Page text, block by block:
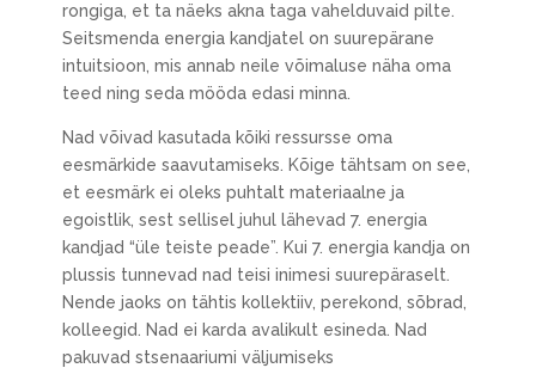
rongiga, et ta näeks akna taga vahelduvaid pilte.
Seitsmenda energia kandjatel on suurepärane
intuitsioon, mis annab neile võimaluse näha oma
teed ning seda mööda edasi minna.
Nad võivad kasutada kõiki ressursse oma
eesmärkide saavutamiseks. Kõige tähtsam on see,
et eesmärk ei oleks puhtalt materiaalne ja
egoistlik, sest sellisel juhul lähevad 7. energia
kandjad “üle teiste peade”. Kui 7. energia kandja on
plussis tunnevad nad teisi inimesi suurepäraselt.
Nende jaoks on tähtis kollektiiv, perekond, sõbrad,
kolleegid. Nad ei karda avalikult esineda. Nad
pakuvad stsenaariumi väljumiseks